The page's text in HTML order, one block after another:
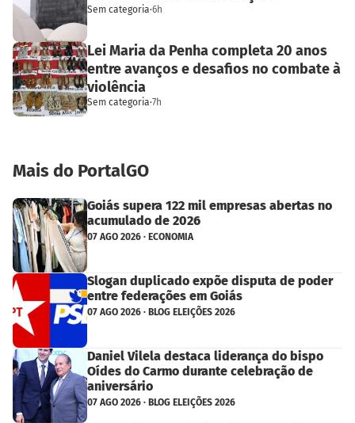
Sem categoria·6h
Lei Maria da Penha completa 20 anos
entre avanços e desafios no combate à
violência
Sem categoria·7h
Mais do PortalGO
Goiás supera 122 mil empresas abertas no
acumulado de 2026
07 AGO 2026 · ECONOMIA
Slogan duplicado expõe disputa de poder
entre federações em Goiás
07 AGO 2026 · BLOG ELEIÇÕES 2026
Daniel Vilela destaca liderança do bispo
Oídes do Carmo durante celebração de
aniversário
07 AGO 2026 · BLOG ELEIÇÕES 2026